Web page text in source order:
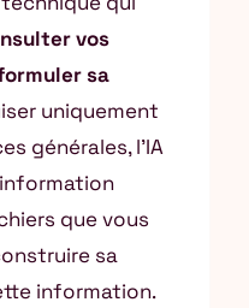
vos
sa
uniquement
générales, l’IA
que vous
sa
information.